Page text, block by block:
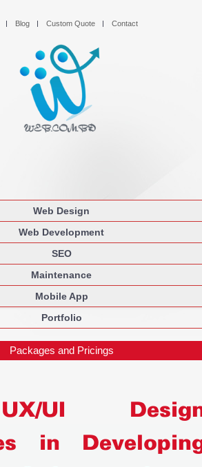
Blog Custom Quote Contact
Web Design
Web Development
SEO
Maintenance
Mobile App
Portfolio
Packages and Pricings
UI
in